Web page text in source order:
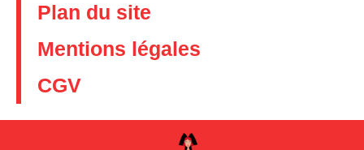
Plan du site
Mentions légales
CGV